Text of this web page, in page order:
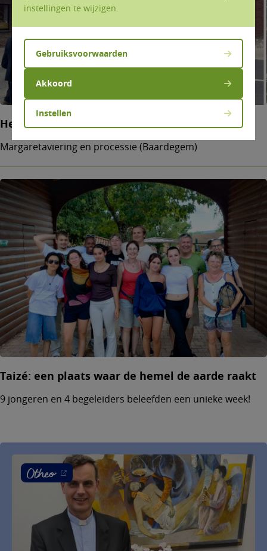
Het feest van Margareta
Margaretaviering en processie (Baardegem)
Taizé: een plaats waar de hemel de aarde raakt
9 jongeren en 4 begeleiders beleefden een unieke week!
instellingen te wijzigen.
Gebruiksvoorwaarden
Akkoord
Instellen